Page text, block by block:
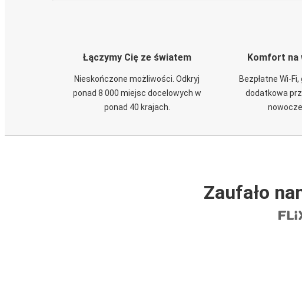
Łączymy Cię ze światem
Nieskończone możliwości. Odkryj
ponad 8 000 miejsc docelowych w
ponad 40 krajach.
Komfort na
Bezpłatne Wi-
dodatkowa
Zaufało